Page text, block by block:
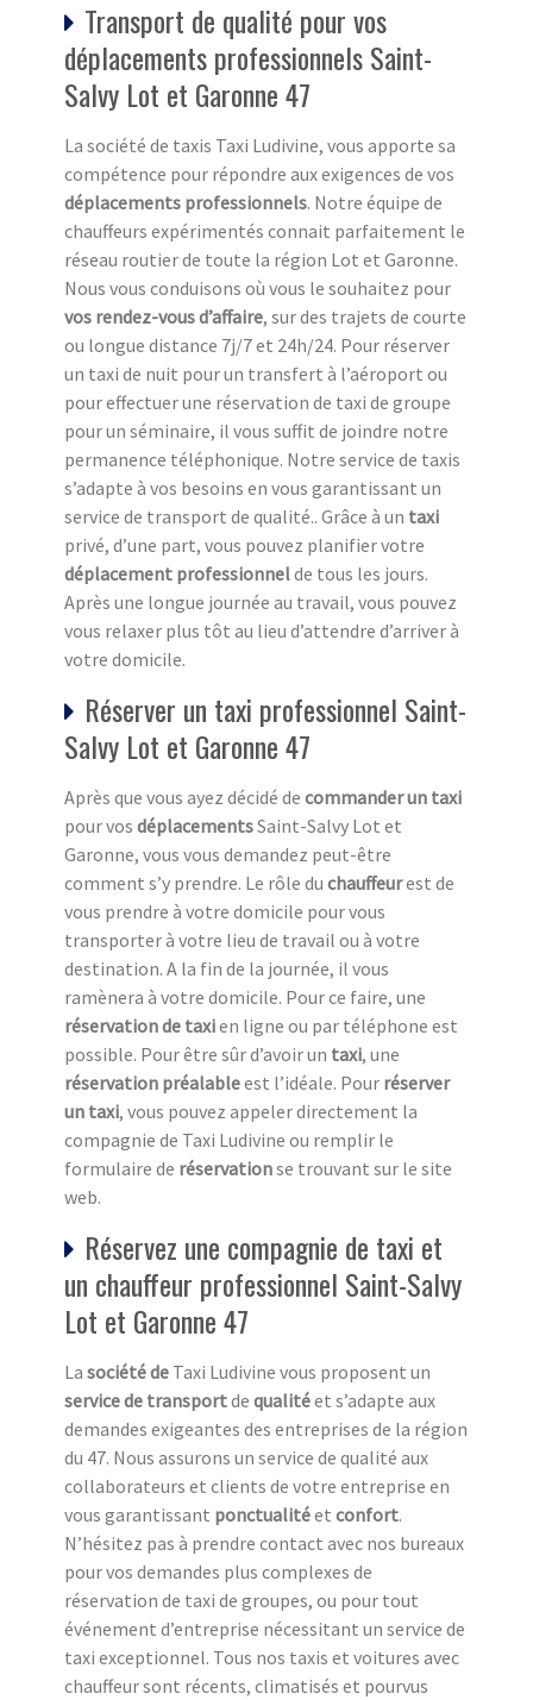
Transport de qualité pour vos
déplacements professionnels Saint-
Salvy Lot et Garonne 47
La société de taxis Taxi Ludivine, vous apporte sa
compétence pour répondre aux exigences de vos
déplacements professionnels. Notre équipe de
chauffeurs expérimentés connait parfaitement le
réseau routier de toute la région Lot et Garonne.
Nous vous conduisons où vous le souhaitez pour
vos rendez-vous d’affaire, sur des trajets de courte
ou longue distance 7j/7 et 24h/24. Pour réserver
un taxi de nuit pour un transfert à l’aéroport ou
pour effectuer une réservation de taxi de groupe
pour un séminaire, il vous suffit de joindre notre
permanence téléphonique. Notre service de taxis
s’adapte à vos besoins en vous garantissant un
service de transport de qualité.. Grâce à un taxi
privé, d’une part, vous pouvez planifier votre
déplacement professionnelde tous les jours.
Après une longue journée au travail, vous pouvez
vous relaxer plus tôt au lieu d’attendre d’arriver à
votre domicile.
Réserver un taxi professionnel Saint-
Salvy Lot et Garonne 47
Après que vous ayez décidé de commander un taxi
pour vos déplacementsSaint-Salvy Lot et
Garonne, vous vous demandez peut-être
comment s’y prendre. Le rôle du chauffeurest de
vous prendre à votre domicile pour vous
transporter à votre lieu de travail ou à votre
destination. A la fin de la journée, il vous
ramènera à votre domicile. Pour ce faire, une
réservation de taxien ligne ou par téléphone est
possible. Pour être sûr d’avoir un taxi, une
réservation préalableest l’idéale. Pour réserver
un taxi, vous pouvez appeler directement la
compagnie de Taxi Ludivine ou remplir le
formulaire de réservationse trouvant sur le site
web.
Réservez une compagnie de taxi et
un chauffeur professionnel Saint-Salvy
Lot et Garonne 47
La société de Taxi Ludivine vous proposent un
service de transportde qualitéet s’adapte aux
demandes exigeantes des entreprises de la région
du 47. Nous assurons un service de qualité aux
collaborateurs et clients de votre entreprise en
vous garantissant ponctualitéet confort.
N’hésitez pas à prendre contact avec nos bureaux
pour vos demandes plus complexes de
réservation de taxi de groupes, ou pour tout
événement d’entreprise nécessitant un service de
taxi exceptionnel. Tous nos taxis et voitures avec
chauffeur sont récents, climatisés et pourvus